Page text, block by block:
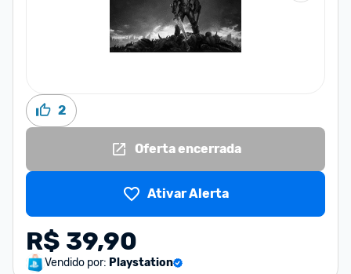
2
Oferta encerrada
Ativar Alerta
R$ 39,90
Vendido por: Playstation